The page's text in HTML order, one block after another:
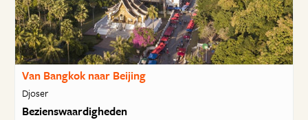
Van Bangkok naar Beijing
Djoser
Bezienswaardigheden